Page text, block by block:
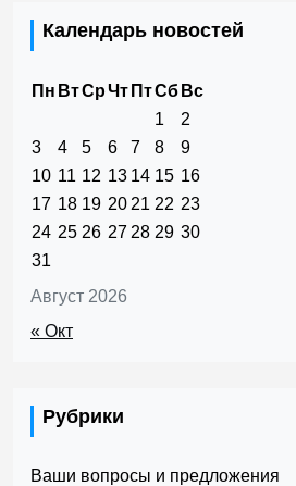
Календарь новостей
Август 2026
Пн ВтСрЧт ПтСб Вс
1
2
3
4 5 6 7 8
9
10 11 12 13 14 15 16
17 18 19 20 21 22 23
24 25 26 27 28 29 30
31
« Окт
Рубрики
Ваши вопросы и предложения